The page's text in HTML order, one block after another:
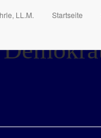
LL.M. Startseite